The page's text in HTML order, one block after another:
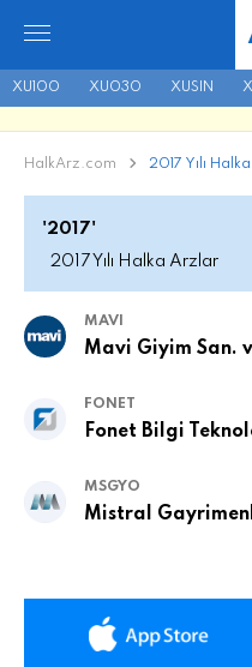
XU100 XU030 XUSIN
HalkArz.com 2017 Yılı
'2017'
2017 Yılı Halka Arzlar
MAVI
Mavi Giyim San.
FONET
Fonet Bilgi
MSGYO
Mistral